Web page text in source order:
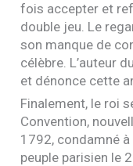
fois accepter et
double jeu. Le
son manque de
célèbre. L’auteur
et dénonce cette
Finalement, le roi
Convention,
1792, condamné
peuple parisien le